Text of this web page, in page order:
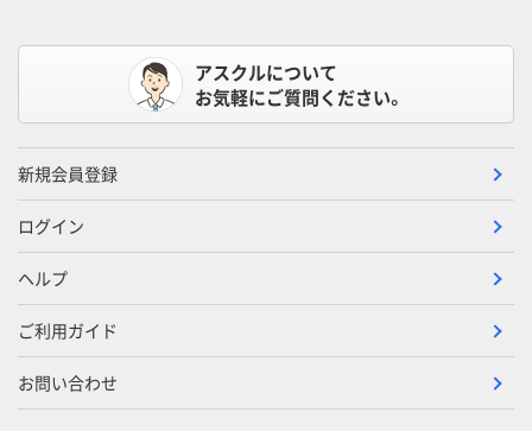
アスクルについて
お気軽にご質問ください。
新規会員登録
ログイン
ヘルプ
ご利用ガイド
お問い合わせ